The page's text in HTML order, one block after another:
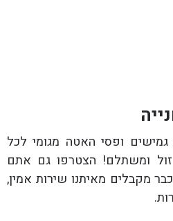
גמישים ופסי האטה מגומי לכל
ומשתלם! הצטרפו גם אתם
מקבלים מאיתנו שירות אמין,